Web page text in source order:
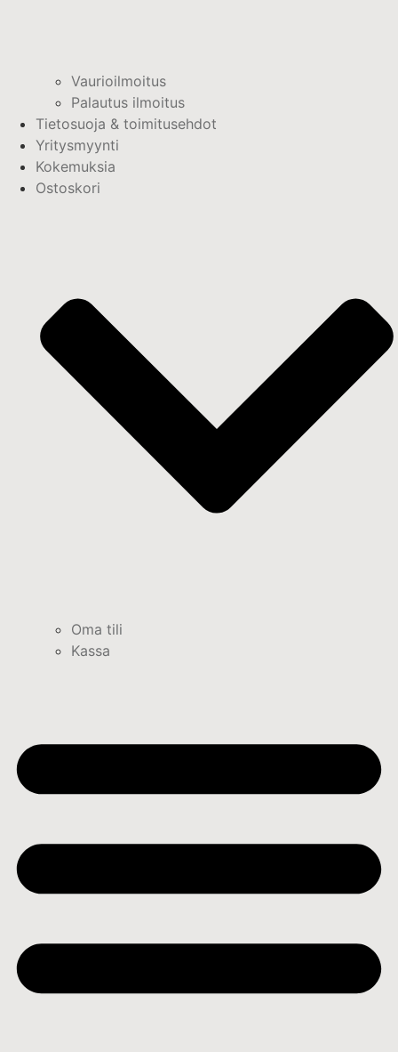
Vaurioilmoitus
Palautus ilmoitus
Tietosuoja & toimitusehdot
Yritysmyynti
Kokemuksia
Ostoskori
Oma tili
Kassa